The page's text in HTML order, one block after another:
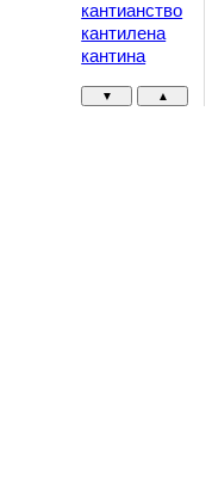
кантианство
кантилена
кантина
▼ ▲